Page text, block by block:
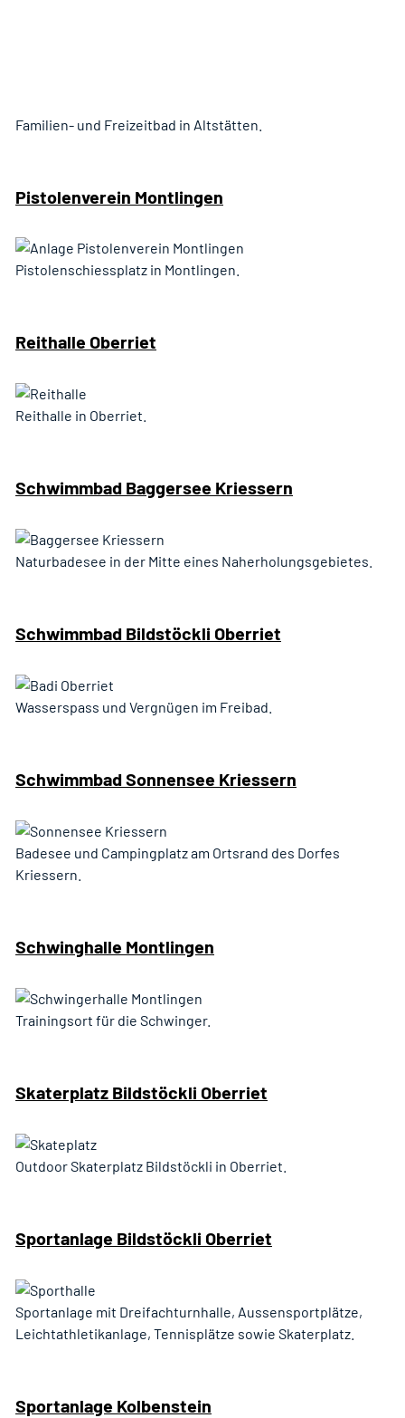
Familien- und Freizeitbad in Altstätten.
Pistolenverein Montlingen
Pistolenschiessplatz in Montlingen.
Reithalle Oberriet
Reithalle in Oberriet.
Schwimmbad Baggersee Kriessern
Naturbadesee in der Mitte eines Naherholungsgebietes.
Schwimmbad Bildstöckli Oberriet
Wasserspass und Vergnügen im Freibad.
Schwimmbad Sonnensee Kriessern
Badesee und Campingplatz am Ortsrand des Dorfes
Kriessern.
Schwinghalle Montlingen
Trainingsort für die Schwinger.
Skaterplatz Bildstöckli Oberriet
Outdoor Skaterplatz Bildstöckli in Oberriet.
Sportanlage Bildstöckli Oberriet
Sportanlage mit Dreifachturnhalle, Aussensportplätze,
Leichtathletikanlage, Tennisplätze sowie Skaterplatz.
Sportanlage Kolbenstein